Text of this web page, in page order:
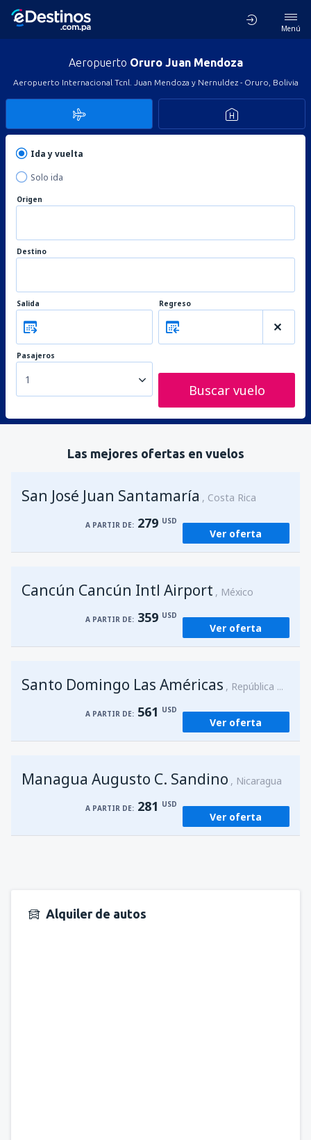
Menú
Aeropuerto Oruro Juan Mendoza
Aeropuerto Internacional Tcnl. Juan Mendoza y Nernuldez - Oruro, Bolivia
Ida y vuelta
Solo ida
Origen
Destino
Salida Regreso
Pasajeros
1
Buscar vuelo
Las mejores ofertas en vuelos
San José Juan Santamaría Costa Rica
A PARTIR DE: 279 USD
Ver oferta
Cancún Cancún Intl Airport México
A PARTIR DE: 359 USD
Ver oferta
Santo Domingo Las Américas República Dominicana
A PARTIR DE: 561 USD
Ver oferta
Managua Augusto C. Sandino Nicaragua
A PARTIR DE: 281 USD
Ver oferta
Alquiler de autos